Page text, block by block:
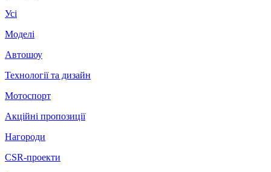
Усі
Моделі
Автошоу
Технології та дизайн
Мотоспорт
Акційні пропозиції
Нагороди
CSR-проекти